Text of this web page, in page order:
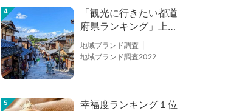
4
「観光に行きたい都道
府県ランキング」上位
の順位に変動あり
地域ブランド調査
地域ブランド調査2022
5
幸福度ランキング１位